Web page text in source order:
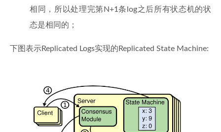
相同，所以处理完第N+1条log之后所有状态机的状
态是相同的；
下图表示Replicated Logs实现的Replicated State Machine: